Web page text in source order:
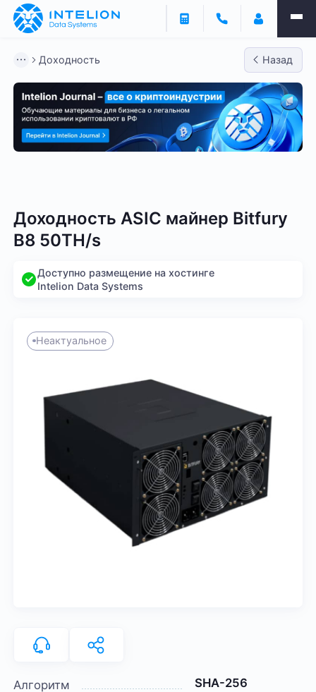
Доходность Назад
Доходность ASIC майнер Bitfury
B8 50TH/s
Доступно размещение на хостинге
Intelion Data Systems
Неактуальное
Алгоритм
SHA-256